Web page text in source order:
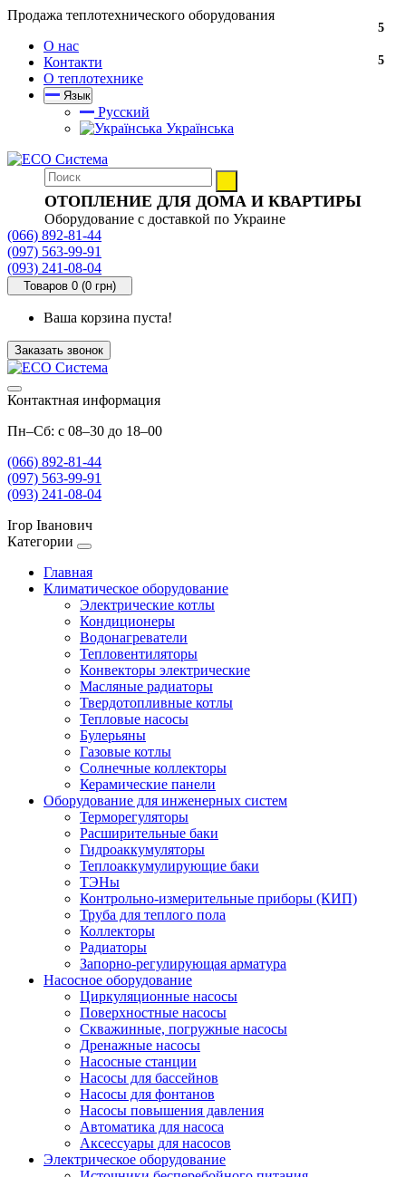
Продажа теплотехнического оборудования
О нас
Контакти
О теплотехнике
Язык
Русский
Українська
ОТОПЛЕНИЕ ДЛЯ ДОМА И КВАРТИРЫ
Оборудование с доставкой по Украине
(066) 892-81-44
(097) 563-99-91
(093) 241-08-04
Товаров 0 (0 грн)
Ваша корзина пуста!
Заказать звонок
Контактная информация
Пн–Сб: с 08–30 до 18–00
(066) 892-81-44
(097) 563-99-91
(093) 241-08-04
Ігор Іванович
Категории
Главная
Климатическое оборудование
Электрические котлы
Кондиционеры
Водонагреватели
Тепловентиляторы
Конвекторы электрические
Масляные радиаторы
Твердотопливные котлы
Тепловые насосы
Булерьяны
Газовые котлы
Солнечные коллекторы
Керамические панели
Оборудование для инженерных систем
Терморегуляторы
Расширительные баки
Гидроаккумуляторы
Теплоаккумулирующие баки
ТЭНы
Контрольно-измерительные приборы (КИП)
Труба для теплого пола
Коллекторы
Радиаторы
Запорно-регулирующая арматура
Насосное оборудование
Циркуляционные насосы
Поверхностные насосы
Скважинные, погружные насосы
Дренажные насосы
Насосные станции
Насосы для бассейнов
Насосы для фонтанов
Насосы повышения давления
Автоматика для насоса
Аксессуары для насосов
Электрическое оборудование
5
5